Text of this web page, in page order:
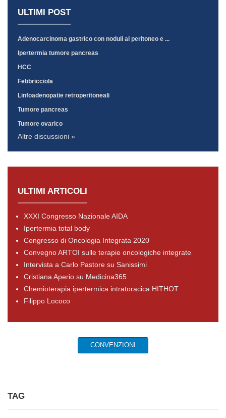
ULTIMI POST
Adenocarcinoma gastrico con noduli al peritoneo e ...
Ipertermia tumore pancreas
HCC
Febbricciola
Linfoadenopatie retroperitoneali
Tumore pancreas
Tumore ovarico
Altre discussioni »
ULTIMI ARTICOLI
XXXI Congresso Nazionale AIDA
Ipertermia total body
Congresso di Oncologia Integrata 2020
Convegno ARTOI sulle terapie oncologiche integrate
Intervista a Carlo Pastore su Sanissimi
Cristiana Aperio su Medicina365
Chemioterapia ipertermica intratoracica HITHOT
Filippo Lococo
CONVENZIONI
TAG